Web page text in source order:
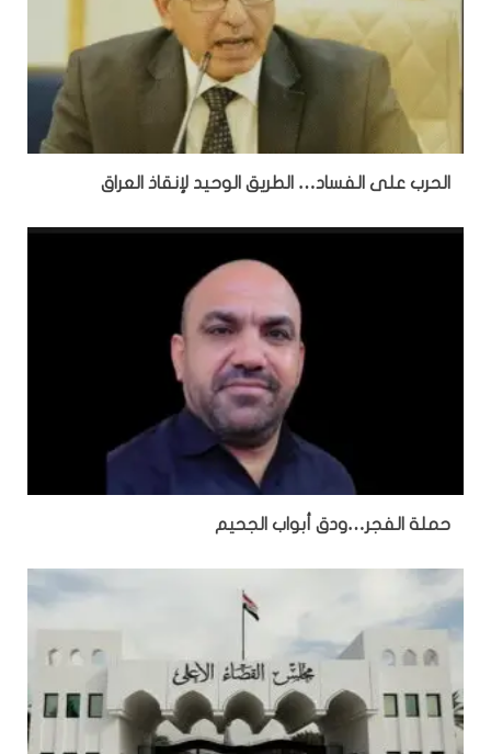
الحرب على الفساد… الطريق الوحيد لإنقاذ العراق
حملة الفجر…ودق أبواب الجحيم